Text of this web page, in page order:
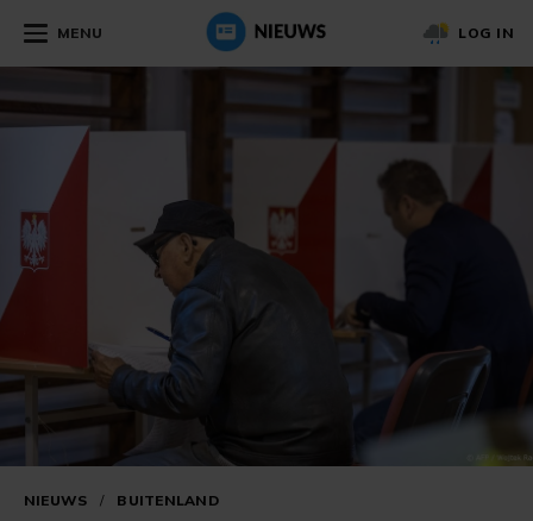
MENU LOG IN
NIEUWS / BUITENLAND